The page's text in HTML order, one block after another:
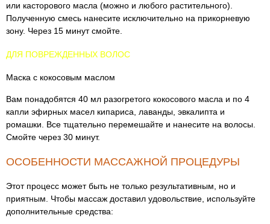
или касторового масла (можно и любого растительного).
Полученную смесь нанесите исключительно на прикорневую
зону. Через 15 минут смойте.
ДЛЯ ПОВРЕЖДЕННЫХ ВОЛОС
Маска с кокосовым маслом
Вам понадобятся 40 мл разогретого кокосового масла и по 4
капли эфирных масел кипариса, лаванды, эвкалипта и
ромашки. Все тщательно перемешайте и нанесите на волосы.
Смойте через 30 минут.
ОСОБЕННОСТИ МАССАЖНОЙ ПРОЦЕДУРЫ
Этот процесс может быть не только результативным, но и
приятным. Чтобы массаж доставил удовольствие, используйте
дополнительные средства: